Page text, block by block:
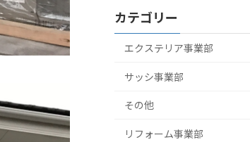
カテゴリー
エクステリア事業部
サッシ事業部
その他
リフォーム事業部